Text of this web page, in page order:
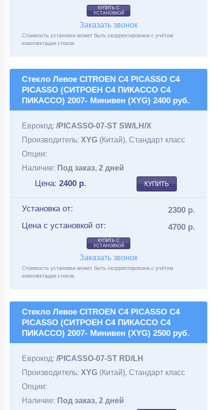
КУПИТЬ С
УСТАНОВКОЙ
Заказать звонок
Стоимость установки может быть скорректирована с учётом
комплектации стекла
Стекло Левое CITROEN C4 PICASSO C4
PICASSO (СИТРОЕН С4 ПИКАССО С4
ПИКАССО) 2007- Минивен (XYG) 2400 руб.
Еврокод: /PICASSO-07-ST SW/LH/X
Производитель: XYG (Китай), Стандарт класс
Опции:
Наличие: Под заказ, 2 дней
Цена: 2400 р. КУПИТЬ
Установка от:
2300 р.
Цена с установкой от:
4700 р.
КУПИТЬ С
УСТАНОВКОЙ
Заказать звонок
Стоимость установки может быть скорректирована с учётом
комплектации стекла
Стекло Левое CITROEN C4 PICASSO C4
PICASSO (СИТРОЕН С4 ПИКАССО С4
ПИКАССО) 2007- Минивен (XYG) 2500 руб.
Еврокод: /PICASSO-07-ST RD/LH
Производитель: XYG (Китай), Стандарт класс
Опции:
Наличие: Под заказ, 2 дней